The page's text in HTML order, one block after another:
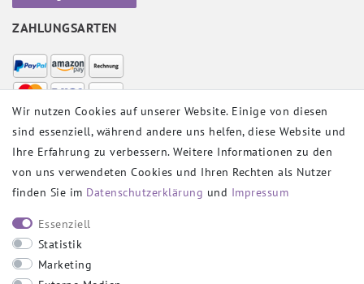
ZAHLUNGSARTEN
VERSANDPARTNER
SOCIAL
Wir nutzen Cookies auf unserer Website. Einige von diesen
sind essenziell, während andere uns helfen, diese Website und
Ihre Erfahrung zu verbessern. Weitere Informationen zu den
von uns verwendeten Cookies und Ihren Rechten als Nutzer
finden Sie im Daten­schutz­erklärung und Impressum
Essenziell
Statistik
Marketing